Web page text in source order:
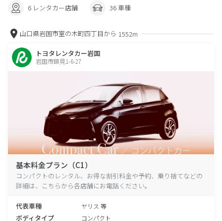
6 レンタカー店舗 36 車種
山口県岩国市室の木町四丁目から 1552m
トヨタレンタカー岩国
岩国市錦見1-6-27
基本料金プラン（C1）
コンパクトのレンタル、お得な割引料金や予約、乗り捨てなどの
詳細は、こちらから各店舗にお電話ください。
代表車種 ヤリス 等
ボディタイプ コンパクト